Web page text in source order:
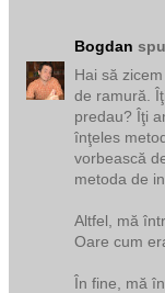
Bogdan
Hai să
de ramură.
predau? Îţi
înţeles
vorbească
metoda de
Altfel, mă
Oare cum
În fine, mă